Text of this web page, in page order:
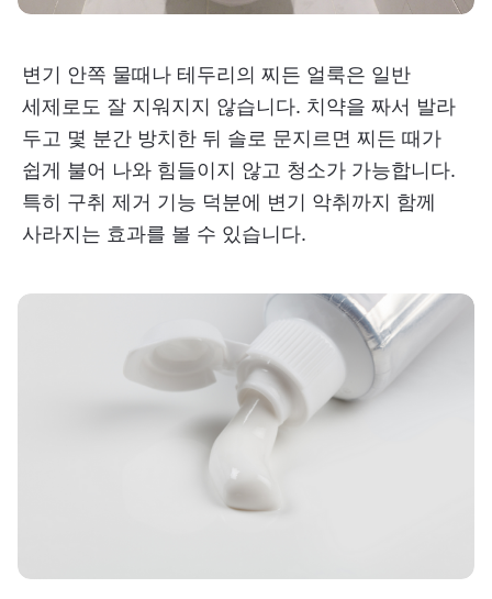
변기 안쪽 물때나 테두리의 찌든 얼룩은 일반
세제로도 잘 지워지지 않습니다. 치약을 짜서 발라
두고 몇 분간 방치한 뒤 솔로 문지르면 찌든 때가
쉽게 불어 나와 힘들이지 않고 청소가 가능합니다.
특히 구취 제거 기능 덕분에 변기 악취까지 함께
사라지는 효과를 볼 수 있습니다.